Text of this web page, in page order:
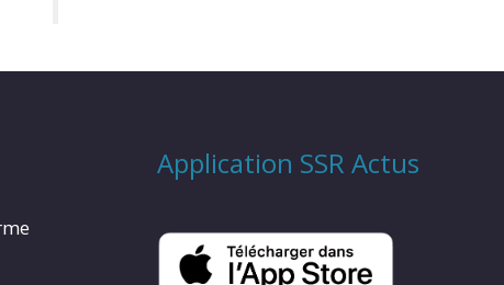
Application SSR Actus